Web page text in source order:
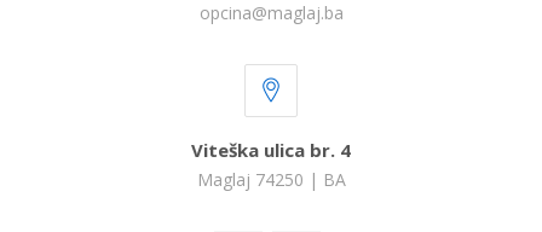
opcina@maglaj.ba
Viteška ulica br. 4
Maglaj 74250 | BA